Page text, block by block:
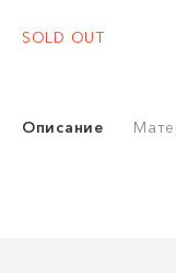
SOLD OUT
Описание